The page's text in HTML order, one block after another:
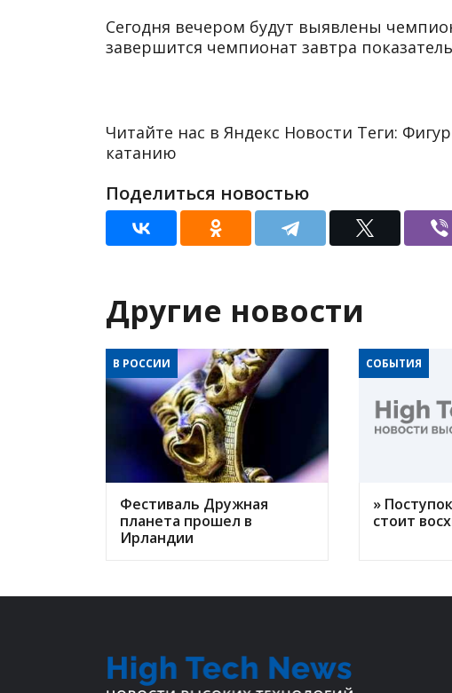
Сегодня вечером будут выявлены
завершится чемпионат завтра
Читайте нас в Яндекс Новости Теги:
катанию
Поделиться новостью
Другие новости
В РОССИИ
Фестиваль Дружная
планета прошел в
Ирландии
СОБЫТИЯ
»
стоит